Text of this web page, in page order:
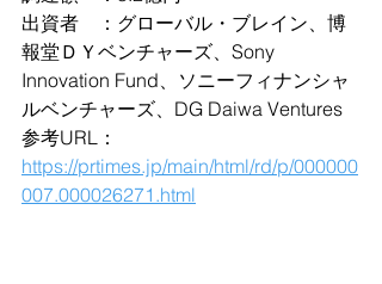
出資者　：グローバル・ブレイン、博
報堂ＤＹベンチャーズ、Sony
Innovation Fund、ソニーフィナンシャ
ルベンチャーズ、DG Daiwa Ventures
参考URL：
https://prtimes.jp/main/html/rd/p/000000
007.000026271.html